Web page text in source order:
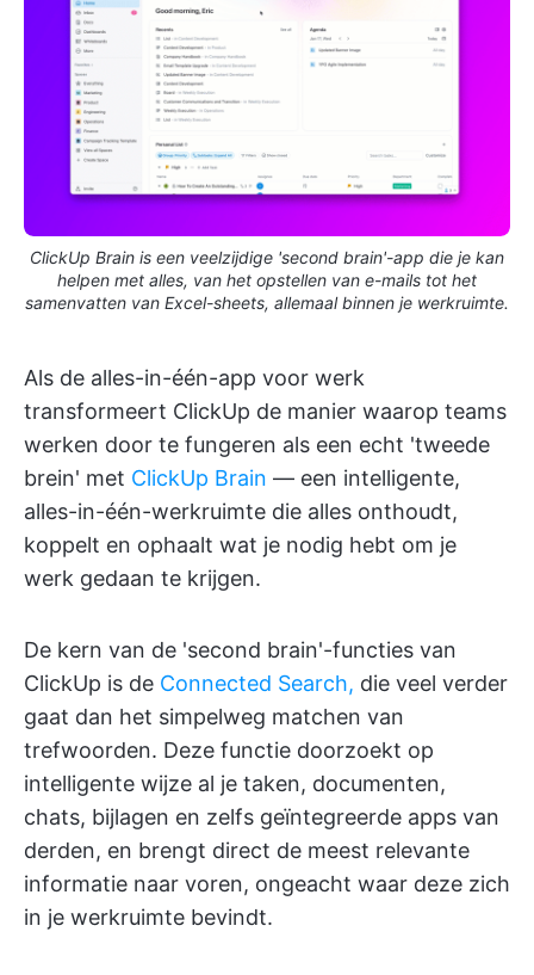
ClickUp Brain is een veelzijdige 'second brain'-app die je kan
helpen met alles, van het opstellen van e-mails tot het
samenvatten van Excel-sheets, allemaal binnen je werkruimte.
Als de alles-in-één-app voor werk
transformeert ClickUp de manier waarop teams
werken door te fungeren als een echt 'tweede
brein' met ClickUp Brain — een intelligente,
alles-in-één-werkruimte die alles onthoudt,
koppelt en ophaalt wat je nodig hebt om je
werk gedaan te krijgen.
De kern van de 'second brain'-functies van
ClickUp is de Connected Search, die veel verder
gaat dan het simpelweg matchen van
trefwoorden. Deze functie doorzoekt op
intelligente wijze al je taken, documenten,
chats, bijlagen en zelfs geïntegreerde apps van
derden, en brengt direct de meest relevante
informatie naar voren, ongeacht waar deze zich
in je werkruimte bevindt.